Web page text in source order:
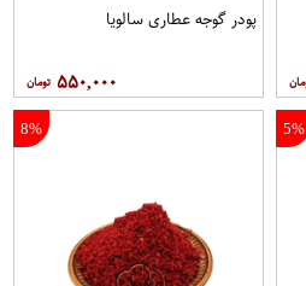
پودر گوجه عطاری سالویا
۵۵۰,۰۰۰
5%
8%